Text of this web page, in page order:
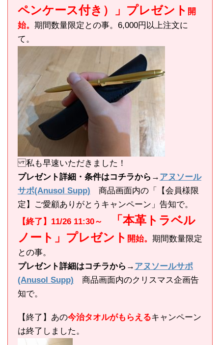
ペンケース付き）」プレゼント 開
始。 期間数量限定との事。6,000円以上注文に
て。
私も早速いただきました！
プレゼント詳細・条件はコチラから→ アヌソール
サポ(Anusol Supp) 商品画面内の「【会員様限
定】ご愛顧ありがとうキャンペーン」告知で。
【終了】11/26 11:30～
「本革トラベル
ノート」プレゼント 開始。 期間数量限定
との事。
プレゼント詳細はコチラから→ アヌソールサポ
(Anusol Supp) 商品画面内のクリスマス企画告
知で。
【終了】あの今治タオルがもらえるキャンペーン
は終了しました。